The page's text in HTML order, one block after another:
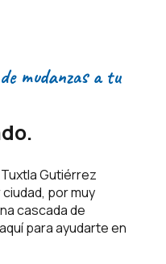
mudanzas a tu
Gutiérrez
por muy
cascada de
para ayudarte en